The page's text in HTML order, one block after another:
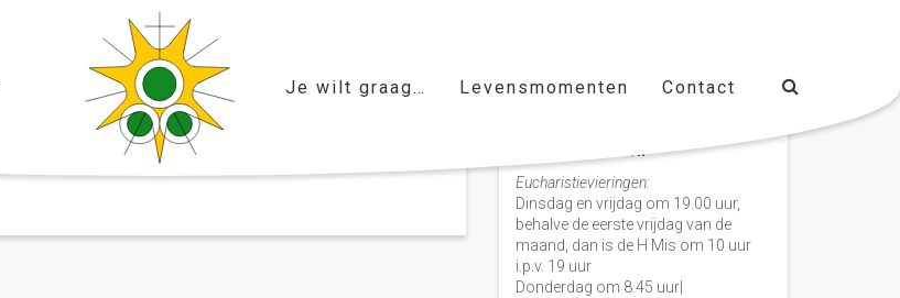
Je wilt graag… Levensmomenten Contact
Vieringen door de week
H. Nicolaas Baarn
Eucharistievieringen:
Dinsdag en vrijdag om 19.00 uur,
behalve de eerste vrijdag van de
maand, dan is de H Mis om 10 uur
i.p.v. 19 uur
Donderdag om 8.45 uur|